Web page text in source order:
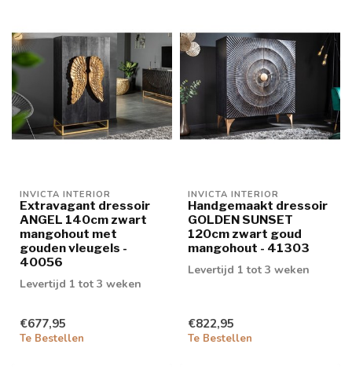
INVICTA INTERIOR
Extravagant dressoir
ANGEL 140cm zwart
mangohout met
gouden vleugels -
40056
Levertijd 1 tot 3 weken
€677,95
Te Bestellen
INVICTA INTERIOR
Handgemaakt dressoir
GOLDEN SUNSET
120cm zwart goud
mangohout - 41303
Levertijd 1 tot 3 weken
€822,95
Te Bestellen